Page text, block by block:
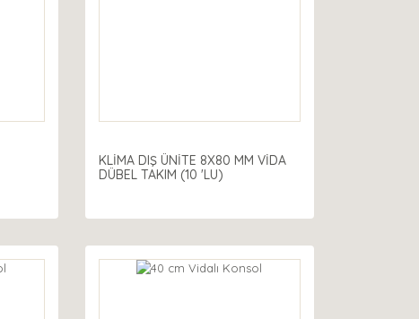
KLİMA DIŞ ÜNİTE 8X80 MM VİDA
DÜBEL TAKIM (10 'LU)